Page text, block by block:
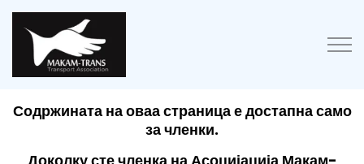
Содржината на оваа страница е достапна само
за членки.